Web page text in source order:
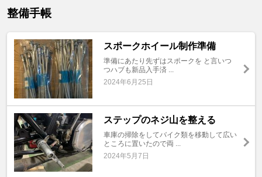
整備手帳
スポークホイール制作準備
準備にあたり先ずはスポークを と言いつ
つハブも新品入手済 ...
2024年6月25日
ステップのネジ山を整える
車庫の掃除をしてバイク類を移動して広い
ところに置いたので両 ...
2024年5月7日